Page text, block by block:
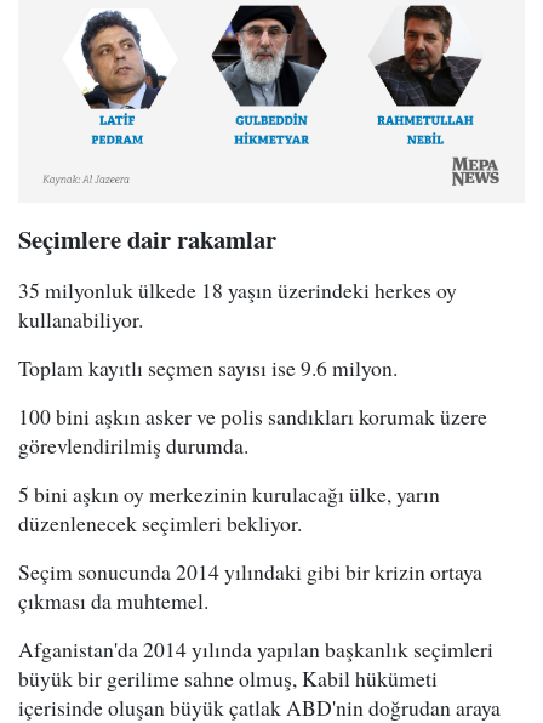
Seçimlere dair rakamlar
35 milyonluk ülkede 18 yaşın üzerindeki herkes oy
kullanabiliyor.
Toplam kayıtlı seçmen sayısı ise 9.6 milyon.
100 bini aşkın asker ve polis sandıkları korumak üzere
görevlendirilmiş durumda.
5 bini aşkın oy merkezinin kurulacağı ülke, yarın
düzenlenecek seçimleri bekliyor.
Seçim sonucunda 2014 yılındaki gibi bir krizin ortaya
çıkması da muhtemel.
Afganistan'da 2014 yılında yapılan başkanlık seçimleri
büyük bir gerilime sahne olmuş, Kabil hükümeti
içerisinde oluşan büyük çatlak ABD'nin doğrudan araya